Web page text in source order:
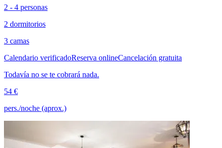
2 - 4 personas
2 dormitorios
3 camas
Calendario verificadoReserva onlineCancelación gratuita
Todavía no se te cobrará nada.
54 €
pers./noche (aprox.)